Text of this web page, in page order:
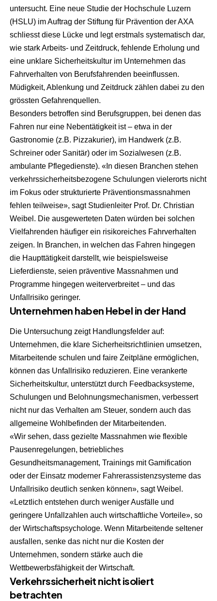
untersucht. Eine neue Studie der Hochschule Luzern
(HSLU) im Auftrag der Stiftung für Prävention der AXA
schliesst diese Lücke und legt erstmals systematisch dar,
wie stark Arbeits- und Zeitdruck, fehlende Erholung und
eine unklare Sicherheitskultur im Unternehmen das
Fahrverhalten von Berufsfahrenden beeinflussen.
Müdigkeit, Ablenkung und Zeitdruck zählen dabei zu den
grössten Gefahrenquellen.
Besonders betroffen sind Berufsgruppen, bei denen das
Fahren nur eine Nebentätigkeit ist – etwa in der
Gastronomie (z.B. Pizzakurier), im Handwerk (z.B.
Schreiner oder Sanitär) oder im Sozialwesen (z.B.
ambulante Pflegedienste). «In diesen Branchen stehen
verkehrssicherheitsbezogene Schulungen vielerorts nicht
im Fokus oder strukturierte Präventionsmassnahmen
fehlen teilweise», sagt Studienleiter Prof. Dr. Christian
Weibel. Die ausgewerteten Daten würden bei solchen
Vielfahrenden häufiger ein risikoreiches Fahrverhalten
zeigen. In Branchen, in welchen das Fahren hingegen
die Haupttätigkeit darstellt, wie beispielsweise
Lieferdienste, seien präventive Massnahmen und
Programme hingegen weiterverbreitet – und das
Unfallrisiko geringer.
Unternehmen haben Hebel in der Hand
Die Untersuchung zeigt Handlungsfelder auf:
Unternehmen, die klare Sicherheitsrichtlinien umsetzen,
Mitarbeitende schulen und faire Zeitpläne ermöglichen,
können das Unfallrisiko reduzieren. Eine verankerte
Sicherheitskultur, unterstützt durch Feedbacksysteme,
Schulungen und Belohnungsmechanismen, verbessert
nicht nur das Verhalten am Steuer, sondern auch das
allgemeine Wohlbefinden der Mitarbeitenden.
«Wir sehen, dass gezielte Massnahmen wie flexible
Pausenregelungen, betriebliches
Gesundheitsmanagement, Trainings mit Gamification
oder der Einsatz moderner Fahrerassistenzsysteme das
Unfallrisiko deutlich senken können», sagt Weibel.
«Letztlich entstehen durch weniger Ausfälle und
geringere Unfallzahlen auch wirtschaftliche Vorteile», so
der Wirtschaftspsychologe. Wenn Mitarbeitende seltener
ausfallen, senke das nicht nur die Kosten der
Unternehmen, sondern stärke auch die
Wettbewerbsfähigkeit der Wirtschaft.
Verkehrssicherheit nicht isoliert
betrachten